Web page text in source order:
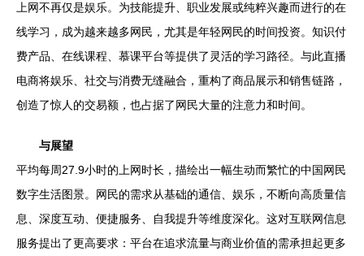
上网不再仅是娱乐。为技能提升、职业发展或纯粹兴趣而进行的在
线学习，成为越来越多网民，尤其是年轻网民的时间投资。知识付
费产品、在线课程、慕课平台等提供了灵活的学习路径。与此直播
电商将娱乐、社交与消费无缝融合，重构了商品展示和销售链路，
创造了惊人的交易额，也占据了网民大量的注意力和时间。
与展望
平均每周27.9小时的上网时长，描绘出一幅生动而繁忙的中国网民
数字生活图景。网民的需求从基础的通信、娱乐，不断向高质量信
息、深度互动、便捷服务、自我提升等维度深化。这对互联网信息
服务提出了更高要求：平台在追求流量与商业价值的需承担起更多